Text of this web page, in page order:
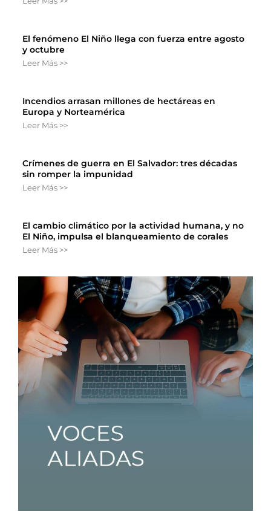
El fenómeno El Niño llega con fuerza entre agosto
y octubre
Leer Más >>
Incendios arrasan millones de hectáreas en
Europa y Norteamérica
Leer Más >>
Crímenes de guerra en El Salvador: tres décadas
sin romper la impunidad
Leer Más >>
El cambio climático por la actividad humana, y no
El Niño, impulsa el blanqueamiento de corales
Leer Más >>